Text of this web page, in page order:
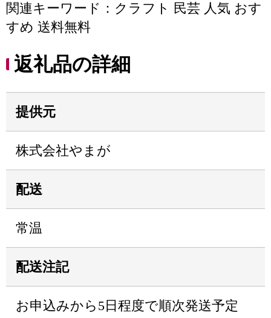
関連キーワード：クラフト 民芸 人気 おす
すめ 送料無料
返礼品の詳細
提供元
株式会社やまが
配送
常温
配送注記
お申込みから5日程度で順次発送予定